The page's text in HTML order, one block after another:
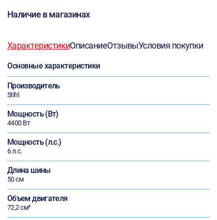
Наличие в магазинах
ХарактеристикиОписаниеОтзывыУсловия покупки
Основные характеристики
Производитель
Stihl
Мощность (Вт)
4400 Вт
Мощность (л.с.)
6 л.с.
Длина шины
50 см
Объем двигателя
72,2 см³